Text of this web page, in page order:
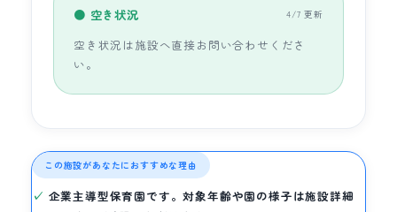
● 空き状況 4/7 更新
空き状況は施設へ直接お問い合わせくださ
い。
この施設があなたにおすすめな理由
企業主導型保育園です。対象年齢や園の様子は施設詳細